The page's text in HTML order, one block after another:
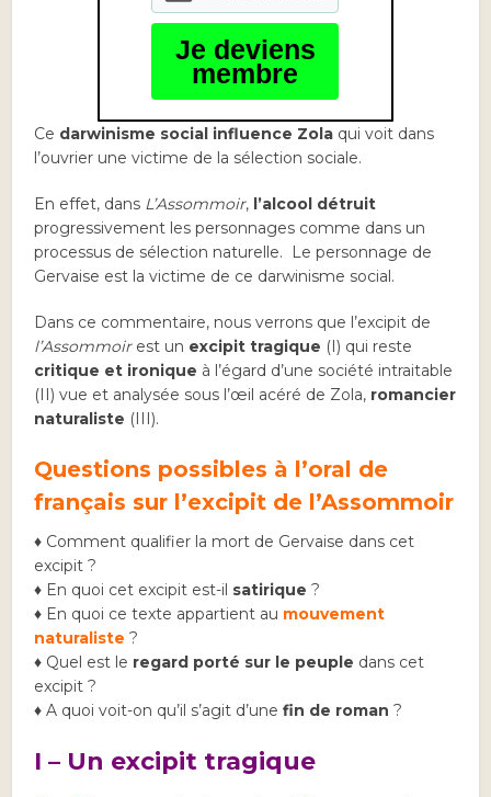
Je deviens
membre
Ce darwinisme social influence Zola qui voit dans
l’ouvrier une victime de la sélection sociale.
En effet, dans L’Assommoir, l’alcool détruit
progressivement les personnages comme dans un
processus de sélection naturelle. Le personnage de
Gervaise est la victime de ce darwinisme social.
Dans ce commentaire, nous verrons que l’excipit de
l’Assommoirest un excipit tragique (I) qui reste
critique et ironique à l’égard d’une société intraitable
(II) vue et analysée sous l’œil acéré de Zola, romancier
naturaliste (III).
Questions possibles à l’oral de
français sur l’excipit de l’Assommoir
♦ Comment qualifier la mort de Gervaise dans cet
excipit ?
♦ En quoi cet excipit est-il satirique ?
♦ En quoi ce texte appartient au mouvement
naturaliste ?
♦ Quel est le regard porté sur le peuple dans cet
excipit ?
♦ A quoi voit-on qu’il s’agit d’unefin de roman ?
I – Un excipit tragique